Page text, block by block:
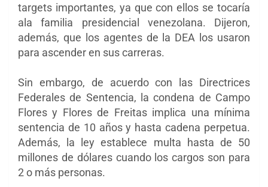
targets importantes, ya que con ellos se tocaría
ala familia presidencial venezolana. Dijeron,
además, que los agentes de la DEA los usaron
para ascender en sus carreras.
Sin embargo, de acuerdo con las Directrices
Federales de Sentencia, la condena de Campo
Flores y Flores de Freitas implica una mínima
sentencia de 10 años y hasta cadena perpetua.
Además, la ley establece multa hasta de 50
millones de dólares cuando los cargos son para
2 o más personas.